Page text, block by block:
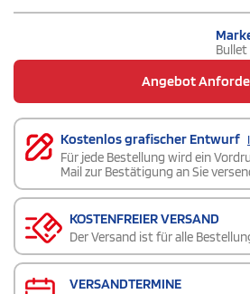
Bullet
Angebot
Kostenlos grafischer Entwurf
Für jede Bestellung wird ein
Mail zur Bestätigung an Sie
KOSTENFREIER VERSAND
Der Versand ist für alle
VERSANDTERMINE